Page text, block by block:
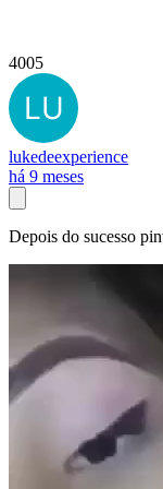
4005
lukedeexperience
há 9 meses
Depois do sucesso